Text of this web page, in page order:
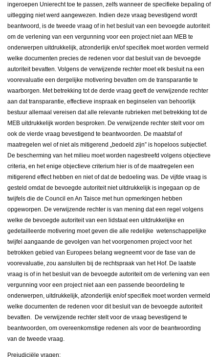
ingeroepen Unierecht toe te passen, zelfs wanneer de specifieke bepaling of
uitlegging niet werd aangewezen. Indien deze vraag bevestigend wordt
beantwoord, is de tweede vraag of in het besluit van een bevoegde autoriteit
om de verlening van een vergunning voor een project niet aan MEB te
onderwerpen uitdrukkelijk, afzonderlijk en/of specifiek moet worden vermeld
welke documenten precies de redenen voor dat besluit van de bevoegde
autoriteit bevatten. Volgens de verwijzende rechter moet elk besluit na een
voorevaluatie een dergelijke motivering bevatten om de transparantie te
waarborgen. Met betrekking tot de derde vraag geeft de verwijzende rechter
aan dat transparantie, effectieve inspraak en beginselen van behoorlijk
bestuur allemaal vereisen dat alle relevante rubrieken met betrekking tot de
MEB uitdrukkelijk worden besproken. De verwijzende rechter stelt voor om
ook de vierde vraag bevestigend te beantwoorden. De maatstaf of
maatregelen wel of niet als mitigerend „bedoeld zijn” is hopeloos subjectief.
De bescherming van het milieu moet worden nagestreefd volgens objectieve
criteria, en het enige objectieve criterium hier is of de maatregelen een
mitigerend effect hebben en niet of dat de bedoeling was. De vijfde vraag is
gesteld omdat de bevoegde autoriteit niet uitdrukkelijk is ingegaan op de
twijfels die de Council en An Taisce met hun opmerkingen hebben
opgeworpen. De verwijzende rechter is van mening dat een regel volgens
welke de bevoegde autoriteit van een lidstaat een uitdrukkelijke en
gedetailleerde motivering moet geven die alle redelijke wetenschappelijke
twijfel aangaande de gevolgen van het voorgenomen project voor het
betrokken gebied van Europees belang wegneemt voor de fase van de
voorevaluatie, zou aansluiten bij de rechtspraak van het Hof. De laatste
vraag is of in het besluit van de bevoegde autoriteit om de verlening van een
vergunning voor een project niet aan een passende beoordeling te
onderwerpen, uitdrukkelijk, afzonderlijk en/of specifiek moet worden vermeld
welke documenten de redenen voor dit besluit van de bevoegde autoriteit
bevatten. De verwijzende rechter stelt voor de vraag bevestigend te
beantwoorden, om overeenkomstige redenen als voor de beantwoording
van de tweede vraag.
Prejudiciële vragen: